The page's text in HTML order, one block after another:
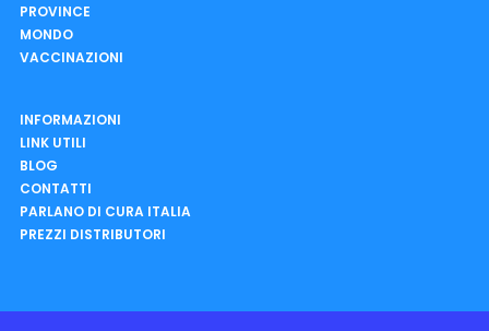
PROVINCE
MONDO
VACCINAZIONI
INFORMAZIONI
LINK UTILI
BLOG
CONTATTI
PARLANO DI CURA ITALIA
PREZZI DISTRIBUTORI